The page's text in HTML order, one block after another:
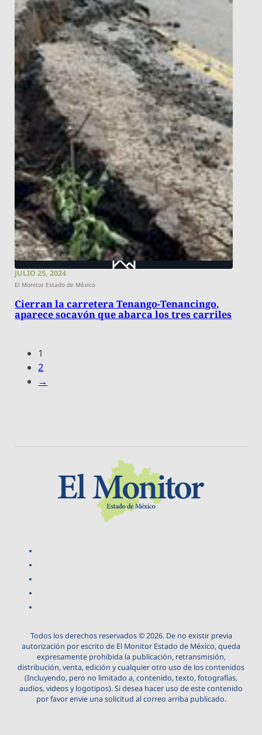
JULIO 25, 2024
El Monitor Estado de México
Cierran la carretera Tenango-Tenancingo,
aparece socavón que abarca los tres carriles
1
2
→
Todos los derechos reservados © 2026. De no existir previa
autorización por escrito de El Monitor Estado de México, queda
expresamente prohibida la publicación, retransmisión,
distribución, venta, edición y cualquier otro uso de los contenidos
(Incluyendo, pero no limitado a, contenido, texto, fotografías,
audios, videos y logotipos). Si desea hacer uso de este contenido
por favor envie una solicitud al correo arriba publicado.